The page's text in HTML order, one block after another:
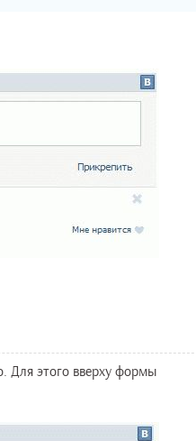
Для этого вверху формы